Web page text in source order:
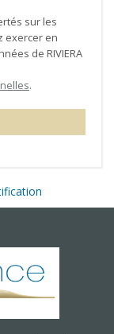
sur les
exercer en
de RIVIERA
.